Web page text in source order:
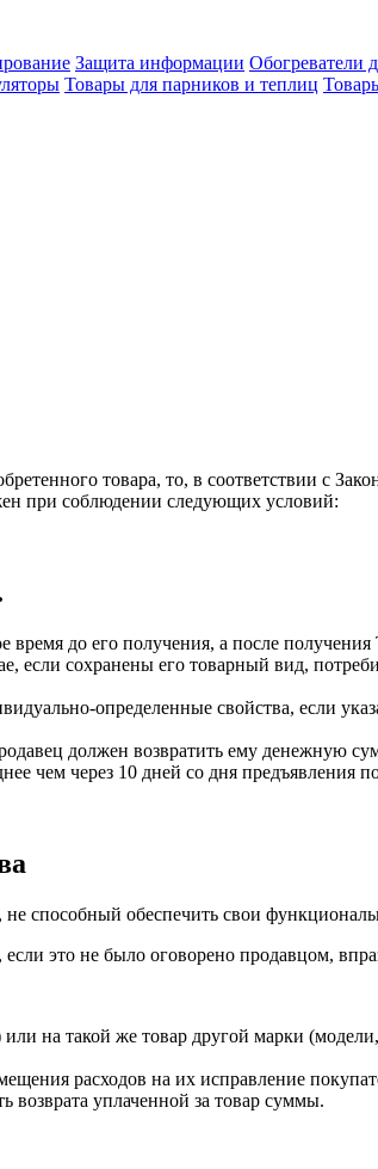
Защита информации Обогреватели
Товары для парников и теплиц
товара, то, в соответствии с
при соблюдении следующих условий:
время до его получения, а после
если сохранены его товарный вид,
определенные свойства, если
должен возвратить ему денежную
чем через 10 дней со дня предъявления
способный обеспечить свои
это не было оговорено продавцом,
на такой же товар другой марки
расходов на их исправление
возврата уплаченной за товар суммы.